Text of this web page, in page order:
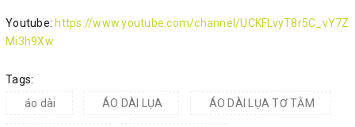
Youtube: https://www.youtube.com/channel/UCKFLvyT8r5C_vY7Z
Mi3h9Xw
Tags:
áo dài
ÁO DÀI LỤA ÁO DÀI LỤA TƠ TẰM